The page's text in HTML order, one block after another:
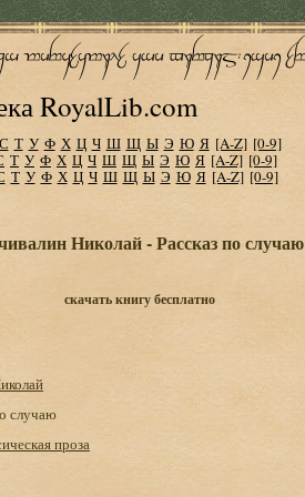
RoyalLib.com
С Т У Ф Х Ц Ч Ш Щ Ы Э Ю Я [A-Z] [0-9]
Т У Ф Х Ц Ч Ш Щ Ы Э Ю Я [A-Z] [0-9]
Т У Ф Х Ц Ч Ш Щ Ы Э Ю Я [A-Z] [0-9]
Николай - Рассказ по случаю
скачать книгу бесплатно
случаю
проза